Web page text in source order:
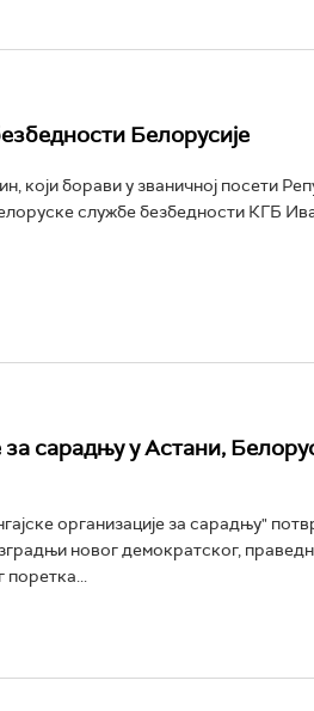
Белорусије
који борави у званичној посети
службе безбедности КГБ
сарадњу у Астани,
организације за сарадњу"
новог демократског,
поретка...